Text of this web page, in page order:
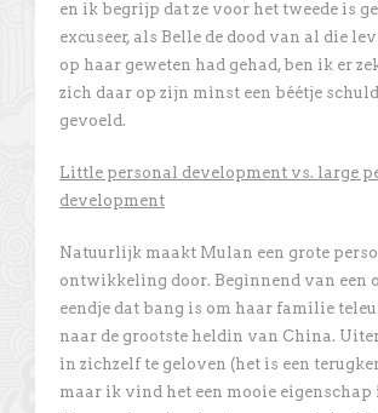
en ik begrijp dat ze voor het tweede is
excuseer, als Belle de dood van al die
op haar geweten had gehad, ben ik er
zich daar op zijn minst een béétje
gevoeld.
Little personal development vs. large
development
Natuurlijk maakt Mulan een grote
ontwikkeling door. Beginnend van een
eendje dat bang is om haar familie
naar de grootste heldin van China.
in zichzelf te geloven (het is een
maar ik vind het een mooie eigenschap